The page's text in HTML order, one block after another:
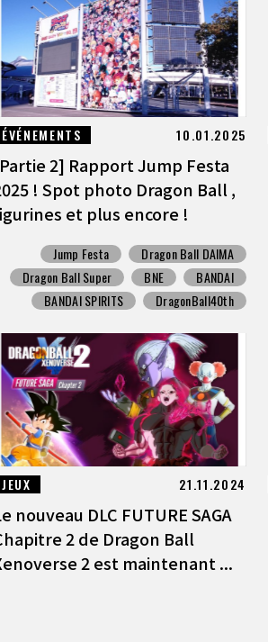
ÉVÉNEMENTS 10.01.2025
2] Rapport Jump Festa
! Spot photo Dragon Ball ,
et plus encore !
Jump Festa
Dragon Ball DAIMA
Dragon Ball Super
BNE
BANDAI
BANDAI SPIRITS
DragonBall40th
JEUX 21.11.2024
nouveau DLC FUTURE SAGA
2 de Dragon Ball
2 est maintenant ...